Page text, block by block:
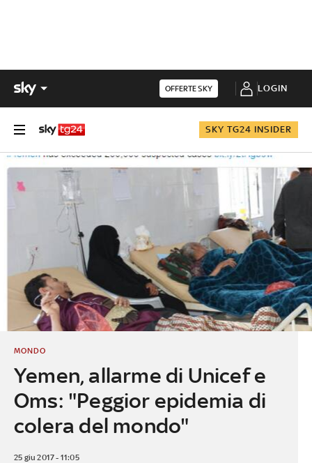
OFFERTE SKY LOGIN
SKY TG24 INSIDER
Yemen, allarme di Unicef e
Oms: "Peggior epidemia di
colera del mondo"
MONDO
25 giu 2017 - 11:05